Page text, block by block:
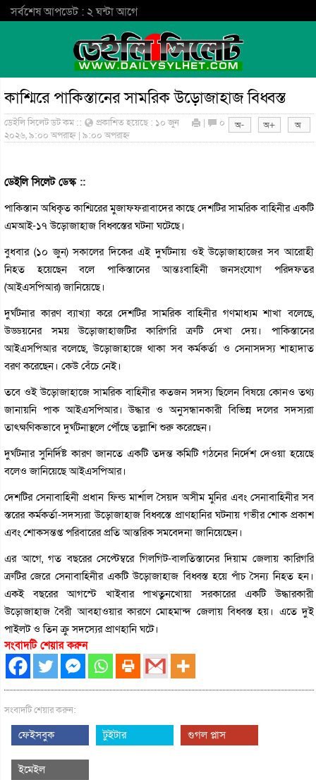
সর্বশেষ আপডেট : ২ ঘন্টা আগে
কাশ্মিরে পাকিস্তানের সামরিক উড়োজাহাজ বিধ্বস্ত
ডেইলি সিলেট ডট কম ::
প্রকাশিত হয়েছে : ১০ জুন
২০২৬, ৯:০০ অপরাহ্ন | ৯:০০ অপরাহ্ন
| ০
ডেইলি সিলেট ডেস্ক ::
পাকিস্তান অধিকৃত কাশ্মিরের মুজাফফরাবাদের কাছে দেশটির সামরিক বাহিনীর একটি
এমআই-১৭ উড়োজাহাজ বিধ্বস্তের ঘটনা ঘটেছে।
বুধবার (১০ জুন) সকালের দিকের এই দুর্ঘটনায় ওই উড়োজাহাজের সব আরোহী
নিহত হয়েছেন বলে পাকিস্তানের আন্তঃবাহিনী জনসংযোগ পরিদফতর
(আইএসপিআর) জানিয়েছে।
দুর্ঘটনার কারণ ব্যাখ্যা করে দেশটির সামরিক বাহিনীর গণমাধ্যম শাখা বলেছে,
উড্ডয়নের সময় উড়োজাহাজটির কারিগরি ত্রুটি দেখা দেয়। পাকিস্তানের
আইএসপিআর বলেছে, ‌‌উড়োজাহাজে থাকা সব কর্মকর্তা ও সেনাসদস্য শাহাদাত
বরণ করেছেন। কেউ বেঁচে নেই।
তবে ওই উড়োজাহাজে সামরিক বাহিনীর কতজন সদস্য ছিলেন বিষয়ে কোনও তথ্য
জানায়নি পাক আইএসপিআর। উদ্ধার ও অনুসন্ধানকারী বিভিন্ন দলের সদস্যরা
তাৎক্ষণিকভাবে দুর্ঘটনাস্থলে পৌঁছে তল্লাশি শুরু করেছেন।
দুর্ঘটনার সুনির্দিষ্ট কারণ জানতে একটি তদন্ত কমিটি গঠনের নির্দেশ দেওয়া হয়েছে
বলেও জানিয়েছে আইএসপিআর।
দেশটির সেনাবাহিনী প্রধান ফিল্ড মার্শাল সৈয়দ অসীম মুনির এবং সেনাবাহিনীর সব
স্তরের কর্মকর্তা-সদস্যরা উড়োজাহাজ বিধ্বস্তে প্রাণহানির ঘটনায় গভীর শোক প্রকাশ
এবং শোকসন্তপ্ত পরিবারের প্রতি আন্তরিক সমবেদনা জানিয়েছেন।
এর আগে, গত বছরের সেপ্টেম্বরে গিলগিট-বালতিস্তানের দিয়াম জেলায় কারিগরি
ত্রুটির জেরে সেনাবাহিনীর একটি উড়োজাহাজ বিধ্বস্ত হয়ে পাঁচ সৈন্য নিহত হন।
একই বছরের আগস্টে খাইবার পাখতুনখোয়া সরকারের একটি উদ্ধারকারী
উড়োজাহাজ বৈরী আবহাওয়ার কারণে মোহমান্দ জেলায় বিধ্বস্ত হয়। এতে দুই
পাইলট ও তিন ক্রু সদস্যের প্রাণহানি ঘটে।
সংবাদটি শেয়ার করুন
সংবাদটি শেয়ার করুন:
ফেইসবুক টুইটার গুগল প্লাস
ইমেইল